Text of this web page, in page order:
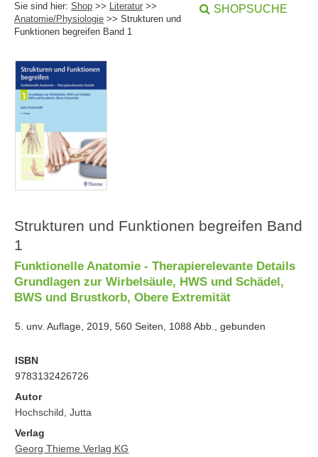
Sie sind hier: Shop >> Literatur >>
Anatomie/Physiologie >> Strukturen und
Funktionen begreifen Band 1
SHOPSUCHE
Strukturen und Funktionen begreifen Band
1
Funktionelle Anatomie - Therapierelevante Details
Grundlagen zur Wirbelsäule, HWS und Schädel,
BWS und Brustkorb, Obere Extremität
5. unv. Auflage, 2019, 560 Seiten, 1088 Abb., gebunden
ISBN
9783132426726
Autor
Hochschild, Jutta
Verlag
Georg Thieme Verlag KG